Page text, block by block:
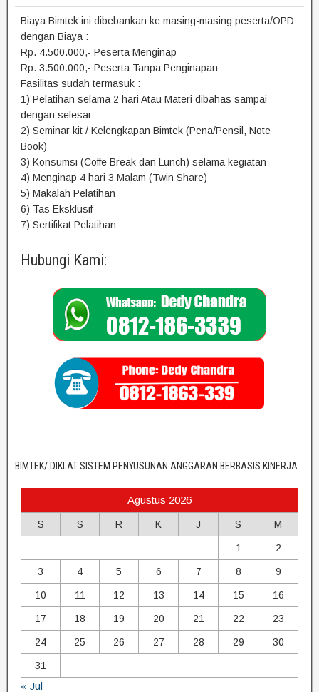
Biaya Bimtek ini dibebankan ke masing-masing peserta/OPD
dengan Biaya :
Rp. 4.500.000,- Peserta Menginap
Rp. 3.500.000,- Peserta Tanpa Penginapan
Fasilitas sudah termasuk :
1) Pelatihan selama 2 hari Atau Materi dibahas sampai
dengan selesai
2) Seminar kit / Kelengkapan Bimtek (Pena/Pensil, Note
Book)
3) Konsumsi (Coffe Break dan Lunch) selama kegiatan
4) Menginap 4 hari 3 Malam (Twin Share)
5) Makalah Pelatihan
6) Tas Eksklusif
7) Sertifikat Pelatihan
Hubungi Kami:
BIMTEK/ DIKLAT SISTEM PENYUSUNAN ANGGARAN BERBASIS KINERJA
Agustus 2026
S S R K J S M
1 2
3 4 5 6 7 8 9
10 11 12 13 14 15 16
17 18 19 20 21 22 23
24 25 26 27 28 29 30
31
« Jul